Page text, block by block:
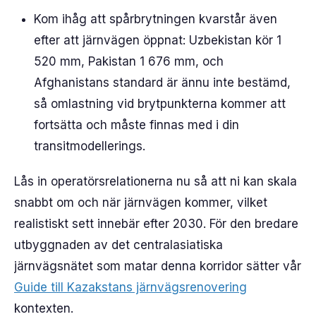
Kom ihåg att spårbrytningen kvarstår även
efter att järnvägen öppnat: Uzbekistan kör 1
520 mm, Pakistan 1 676 mm, och
Afghanistans standard är ännu inte bestämd,
så omlastning vid brytpunkterna kommer att
fortsätta och måste finnas med i din
transitmodellerings.
Lås in operatörsrelationerna nu så att ni kan skala
snabbt om och när järnvägen kommer, vilket
realistiskt sett innebär efter 2030. För den bredare
utbyggnaden av det centralasiatiska
järnvägsnätet som matar denna korridor sätter vår
Guide till Kazakstans järnvägsrenovering
kontexten.